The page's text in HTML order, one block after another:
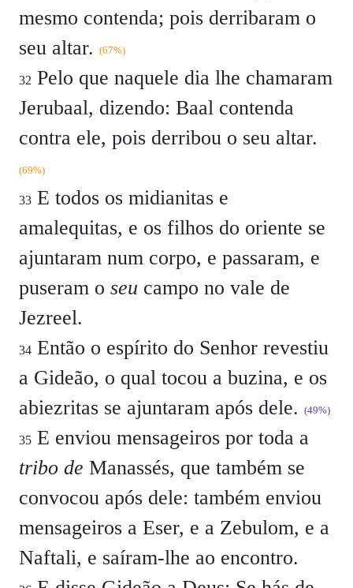
mesmo contenda; pois derribaram o
seu altar. (67%)
32 Pelo que naquele dia lhe chamaram
Jerubaal, dizendo: Baal contenda
contra ele, pois derribou o seu altar.
(69%)
33 E todos os midianitas e
amalequitas, e os filhos do oriente se
ajuntaram num corpo, e passaram, e
puseram o seu campo no vale de
Jezreel.
34 Então o espírito do Senhor revestiu
a Gideão, o qual tocou a buzina, e os
abiezritas se ajuntaram após dele. (49%)
35 E enviou mensageiros por toda a
tribo de Manassés, que também se
convocou após dele: também enviou
mensageiros a Eser, e a Zebulom, e a
Naftali, e saíram-lhe ao encontro.